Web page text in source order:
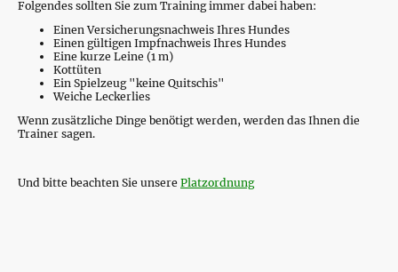
Folgendes sollten Sie zum Training immer dabei haben:
Einen Versicherungsnachweis Ihres Hundes
Einen gültigen Impfnachweis Ihres Hundes
Eine kurze Leine (1 m)
Kottüten
Ein Spielzeug "keine Quitschis"
Weiche Leckerlies
Wenn zusätzliche Dinge benötigt werden, werden das Ihnen die
Trainer sagen.
Und bitte beachten Sie unsere Platzordnung